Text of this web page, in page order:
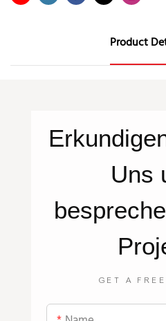
Product
Uns
GET A